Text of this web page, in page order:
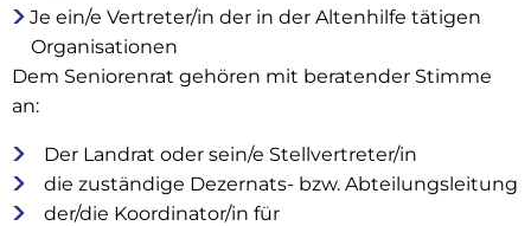
Je ein/e Vertreter/in der in der Altenhilfe tätigen
Organisationen
Dem Seniorenrat gehören mit beratender Stimme
an:
Der Landrat oder sein/e Stellvertreter/in
die zuständige Dezernats- bzw. Abteilungsleitung
der/die Koordinator/in für